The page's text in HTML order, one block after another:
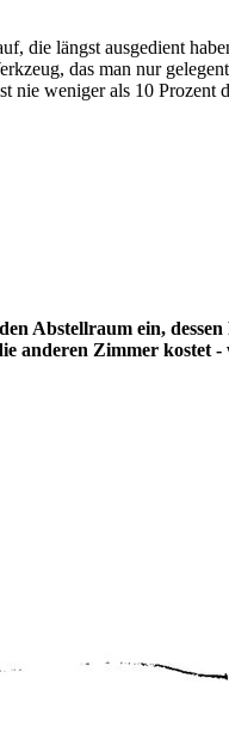
die längst ausgedient
das man nur
weniger als 10
Abstellraum ein, dessen
anderen Zimmer kostet